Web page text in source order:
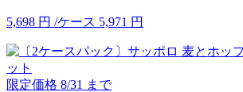
5,698 円 /ケース 5,971 円
限定価格 8/31 まで